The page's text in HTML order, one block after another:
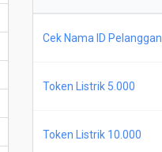
Cek Nama ID Pelanggan
Token Listrik 5.000
Token Listrik 10.000